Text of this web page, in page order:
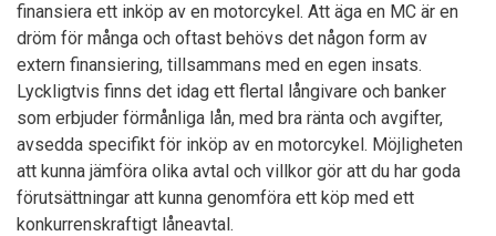
finansiera ett inköp av en motorcykel. Att äga en MC är en
dröm för många och oftast behövs det någon form av
extern finansiering, tillsammans med en egen insats.
Lyckligtvis finns det idag ett flertal långivare och banker
som erbjuder förmånliga lån, med bra ränta och avgifter,
avsedda specifikt för inköp av en motorcykel. Möjligheten
att kunna jämföra olika avtal och villkor gör att du har goda
förutsättningar att kunna genomföra ett köp med ett
konkurrenskraftigt låneavtal.